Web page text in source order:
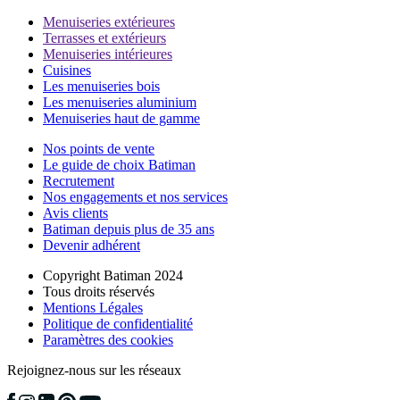
Menuiseries extérieures
Terrasses et extérieurs
Menuiseries intérieures
Cuisines
Les menuiseries bois
Les menuiseries aluminium
Menuiseries haut de gamme
Nos points de vente
Le guide de choix Batiman
Recrutement
Nos engagements et nos services
Avis clients
Batiman depuis plus de 35 ans
Devenir adhérent
Copyright Batiman 2024
Tous droits réservés
Mentions Légales
Politique de confidentialité
Paramètres des cookies
Rejoignez-nous sur les réseaux